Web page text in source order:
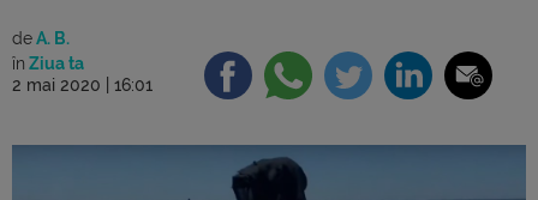
deA. B.
în Ziua ta
2 mai 2020 | 16:01